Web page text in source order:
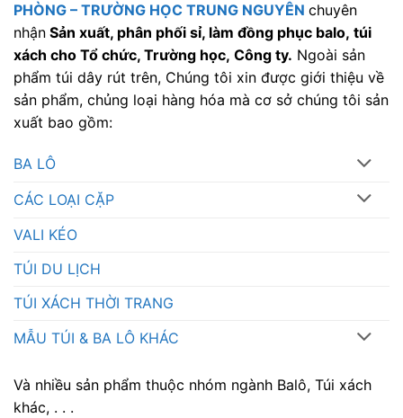
PHÒNG – TRƯỜNG HỌC TRUNG NGUYÊN chuyên
nhận Sản xuất, phân phối sỉ, làm đồng phục balo, túi
xách cho Tổ chức, Trường học, Công ty. Ngoài sản
phẩm túi dây rút trên, Chúng tôi xin được giới thiệu về
sản phẩm, chủng loại hàng hóa mà cơ sở chúng tôi sản
xuất bao gồm:
BA LÔ
CÁC LOẠI CẶP
VALI KÉO
TÚI DU LỊCH
TÚI XÁCH THỜI TRANG
MẪU TÚI & BA LÔ KHÁC
Và nhiều sản phẩm thuộc nhóm ngành Balô, Túi xách
khác, . . .